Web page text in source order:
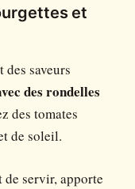
et
des saveurs
des rondelles
des tomates
de soleil.
servir, apporte